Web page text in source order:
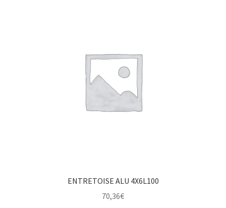
ENTRETOISE ALU 4X6L100
70,36€